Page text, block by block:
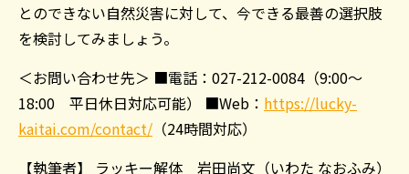
とのできない自然災害に対して、今できる最善の選択肢
を検討してみましょう。
＜お問い合わせ先＞ ■電話：027-212-0084（9:00～
18:00 平日休日対応可能） ■Web： https://lucky-
kaitai.com/contact/ （24時間対応）
【執筆者】 ラッキー解体 岩田尚文（いわた なおふみ）